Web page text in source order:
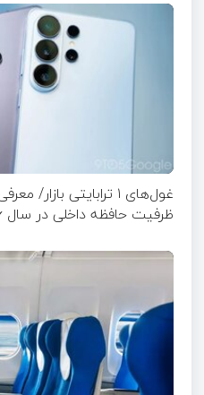
غول‌های ۱ ترابایتی
ظرفیت حافظه داخلی در سال ۲۰۲۶